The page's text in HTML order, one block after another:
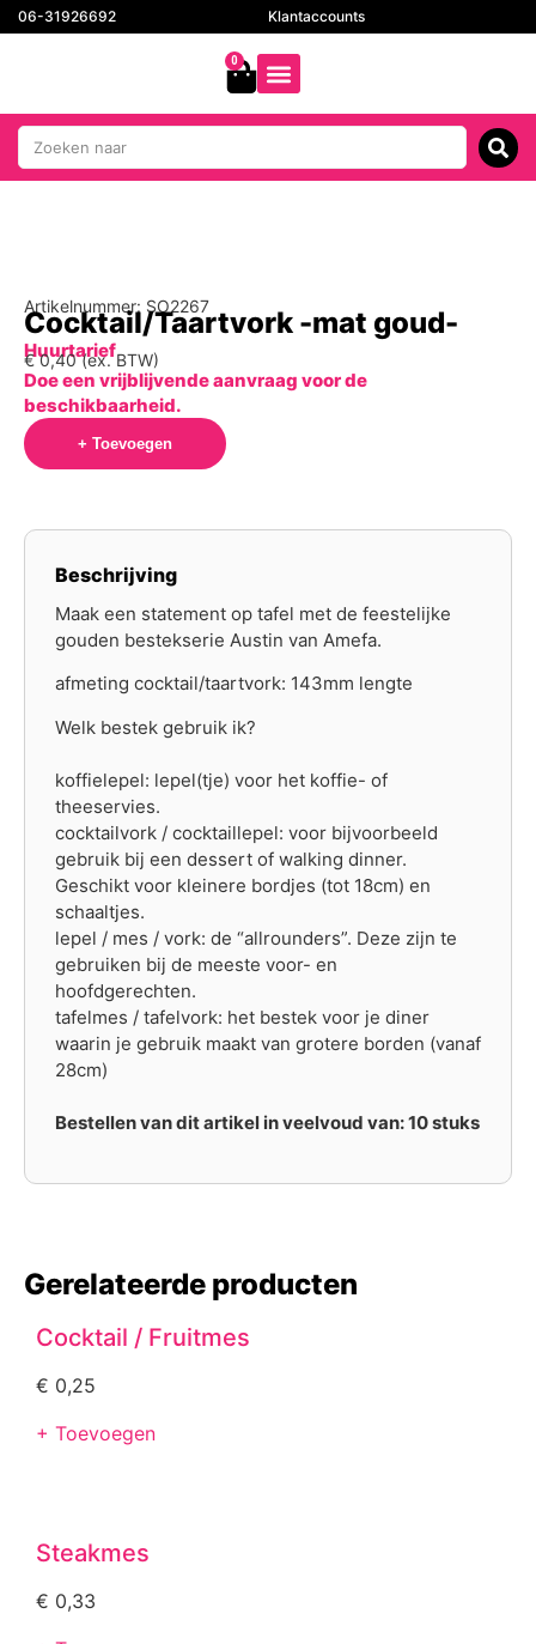
06-31926692 Klantaccounts
0
Artikelnummer: SO2267
Cocktail/Taartvork -mat goud-
Huurtarief
€0,40(ex. BTW)
Doe een vrijblijvende aanvraag voor de
beschikbaarheid.
+ Toevoegen
Beschrijving
Maak een statement op tafel met de feestelijke
gouden bestekserie Austin van Amefa.
afmeting cocktail/taartvork: 143mm lengte
Welk bestek gebruik ik?
koffielepel: lepel(tje) voor het koffie- of
theeservies.
cocktailvork / cocktaillepel: voor bijvoorbeeld
gebruik bij een dessert of walking dinner.
Geschikt voor kleinere bordjes (tot 18cm) en
schaaltjes.
lepel / mes / vork: de “allrounders”. Deze zijn te
gebruiken bij de meeste voor- en
hoofdgerechten.
tafelmes / tafelvork: het bestek voor je diner
waarin je gebruik maakt van grotere borden (vanaf
28cm)
Bestellen van dit artikel in veelvoud van: 10 stuks
Gerelateerde producten
Cocktail / Fruitmes
€ 0,25
+ Toevoegen
Steakmes
€ 0,33